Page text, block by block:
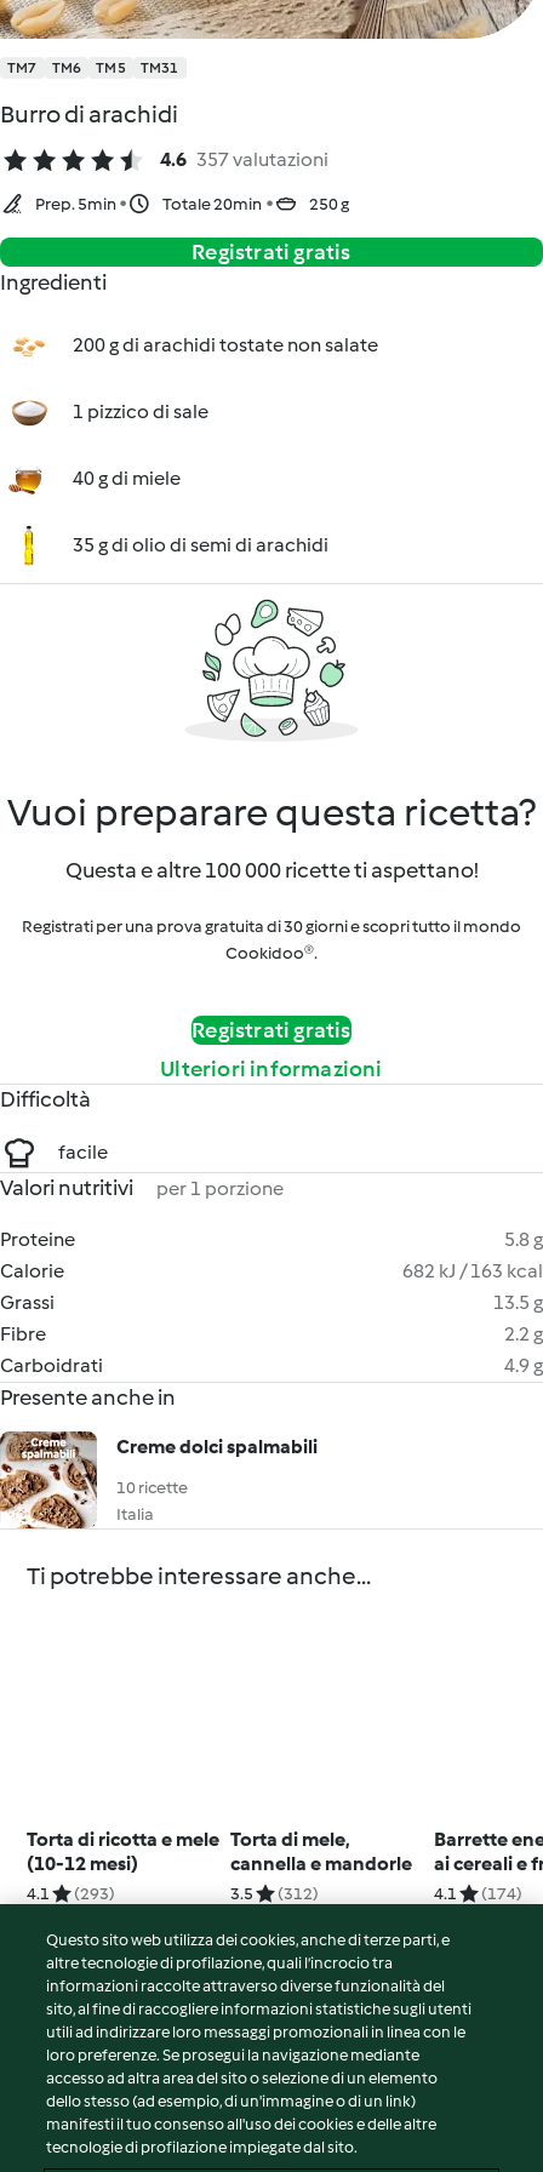
TM7 TM6 TM5 TM31
Burro di arachidi
4.6 357 valutazioni
Prep. 5min Totale 20min 250 g
Registrati gratis
Ingredienti
200 g di arachidi tostate non salate
1 pizzico di sale
40 g di miele
35 g di olio di semi di arachidi
Vuoi preparare questa ricetta?
Questa e altre 100 000 ricette ti aspettano!
Registrati per una prova gratuita di 30 giorni e scopri tutto il mondo
Cookidoo®.
Registrati gratis
Ulteriori informazioni
Difficoltà
facile
Valori nutritivi per 1 porzione
Proteine
5.8 g
Calorie
682 kJ / 163 kcal
Grassi
13.5 g
Fibre
2.2 g
Carboidrati
4.9 g
Presente anche in
Creme dolci spalmabili
10 ricette
Italia
Ti potrebbe interessare anche...
Torta di ricotta e mele
(10-12 mesi)
4.1 (293)
Torta di mele,
cannella e mandorle
3.5 (312)
Barrette
ai cereali e
secca
4.1 (174)
© Copyright 2026
Termini del servizio
Informativa sulla privacy
Avvertenze generali
Note legali
Questo sito web utilizza dei cookies, anche di terze parti, e
altre tecnologie di profilazione, quali l’incrocio tra
informazioni raccolte attraverso diverse funzionalità del
sito, al fine di raccogliere informazioni statistiche sugli utenti
utili ad indirizzare loro messaggi promozionali in linea con le
loro preferenze. Se prosegui la navigazione mediante
accesso ad altra area del sito o selezione di un elemento
dello stesso (ad esempio, di un'immagine o di un link)
manifesti il tuo consenso all'uso dei cookies e delle altre
tecnologie di profilazione impiegate dal sito.